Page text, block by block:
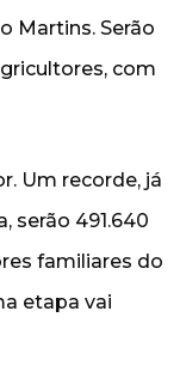
Martins. Serão
com
Um recorde, já
serão 491.640
familiares do
etapa vai